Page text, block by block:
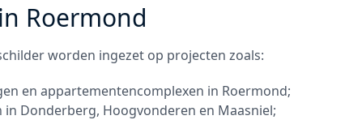
Roermond
worden ingezet op projecten zoals:
en appartementencomplexen in Roermond;
Donderberg, Hoogvonderen en Maasniel;